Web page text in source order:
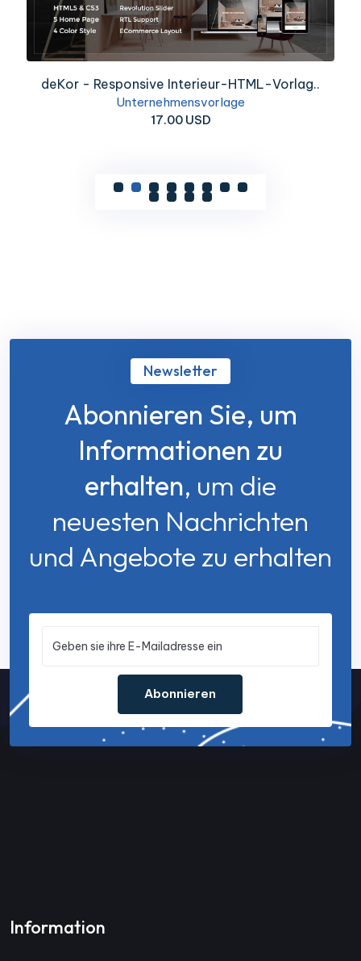
deKor - Responsive Interieur-HTML-Vorlag..
Unternehmensvorlage
17.00 USD
Newsletter
Abonnieren Sie, um
Informationen zu
erhalten, um die
neuesten Nachrichten
und Angebote zu erhalten
Abonnieren
Information